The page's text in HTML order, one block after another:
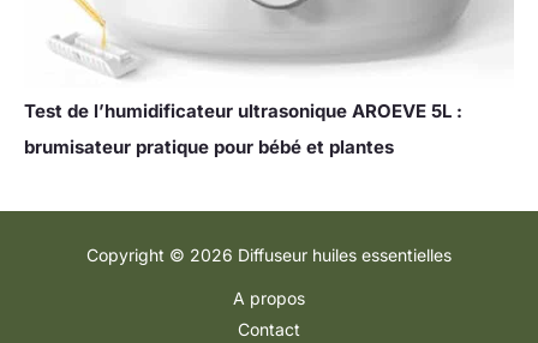
Test de l’humidificateur ultrasonique AROEVE 5L :
brumisateur pratique pour bébé et plantes
Copyright © 2026 Diffuseur huiles essentielles
A propos
Contact